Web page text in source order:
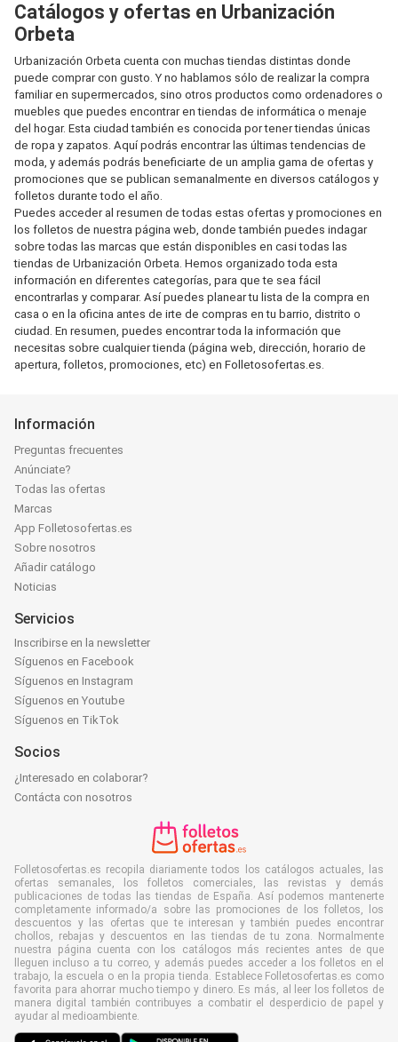
Catálogos y ofertas en Urbanización
Orbeta
Urbanización Orbeta cuenta con muchas tiendas distintas donde
puede comprar con gusto. Y no hablamos sólo de realizar la compra
familiar en supermercados, sino otros productos como ordenadores o
muebles que puedes encontrar en tiendas de informática o menaje
del hogar. Esta ciudad también es conocida por tener tiendas únicas
de ropa y zapatos. Aquí podrás encontrar las últimas tendencias de
moda, y además podrás beneficiarte de un amplia gama de ofertas y
promociones que se publican semanalmente en diversos catálogos y
folletos durante todo el año.
Puedes acceder al resumen de todas estas ofertas y promociones en
los folletos de nuestra página web, donde también puedes indagar
sobre todas las marcas que están disponibles en casi todas las
tiendas de Urbanización Orbeta. Hemos organizado toda esta
información en diferentes categorías, para que te sea fácil
encontrarlas y comparar. Así puedes planear tu lista de la compra en
casa o en la oficina antes de irte de compras en tu barrio, distrito o
ciudad. En resumen, puedes encontrar toda la información que
necesitas sobre cualquier tienda (página web, dirección, horario de
apertura, folletos, promociones, etc) en Folletosofertas.es.
Información
Preguntas frecuentes
Anúnciate?
Todas las ofertas
Marcas
App Folletosofertas.es
Sobre nosotros
Añadir catálogo
Noticias
Servicios
Inscribirse en la newsletter
Síguenos en Facebook
Síguenos en Instagram
Síguenos en Youtube
Síguenos en TikTok
Socios
¿Interesado en colaborar?
Contácta con nosotros
Folletosofertas.es recopila diariamente todos los catálogos actuales, las
ofertas semanales, los folletos comerciales, las revistas y demás
publicaciones de todas las tiendas de España. Así podemos mantenerte
completamente informado/a sobre las promociones de los folletos, los
descuentos y las ofertas que te interesan y también puedes encontrar
chollos, rebajas y descuentos en las tiendas de tu zona. Normalmente
nuestra página cuenta con los catálogos más recientes antes de que
lleguen incluso a tu correo, y además puedes acceder a los folletos en el
trabajo, la escuela o en la propia tienda. Establece Folletosofertas.es como
favorita para ahorrar mucho tiempo y dinero. Es más, al leer los folletos de
manera digital también contribuyes a combatir el desperdicio de papel y
ayudar al medioambiente.